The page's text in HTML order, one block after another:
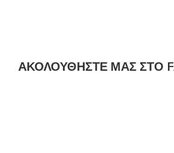
ΑΚΟΛΟΎΘΗΣΤΕ ΜΑΣ ΣΤΟ